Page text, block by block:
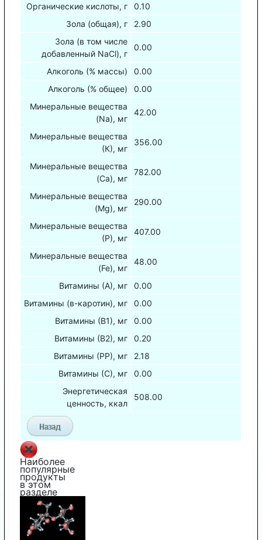
Органические кислоты, г
0.10
Зола (общая), г
2.90
Зола (в том числе
добавленный NaCl), г
0.00
Алкоголь (% массы)
0.00
Алкоголь (% общее)
0.00
Минеральные вещества
(Na), мг
42.00
Минеральные вещества
(К), мг
356.00
Минеральные вещества
(Са), мг
782.00
Минеральные вещества
(Mg), мг
290.00
Минеральные вещества
(Р), мг
407.00
Минеральные вещества
(Fe), мг
48.00
Витамины (А), мг
0.00
Витамины (в-каротин), мг
0.00
Витамины (В1), мг
0.00
Витамины (В2), мг
0.20
Витамины (РР), мг
2.18
Витамины (С), мг
0.00
Энергетическая
ценность, ккал
508.00
Наиболее
популярные
продукты
в этом
разделе